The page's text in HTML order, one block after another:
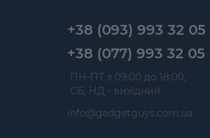
+38 (093) 993 32 05
+38 (077) 993 32 05
ПН-ПТ з 09:00 до 18:00,
СБ, НД - вихідний
info@gadgetguys.com.ua